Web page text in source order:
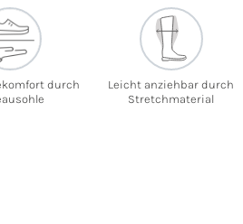
durch
Leicht anziehbar durch
Stretchmaterial